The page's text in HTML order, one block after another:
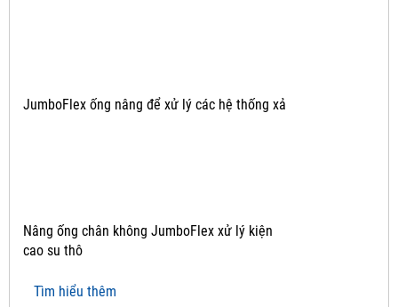
JumboFlex ống nâng để xử lý các hệ thống xả
Nâng ống chân không JumboFlex xử lý kiện
cao su thô
Tìm hiểu thêm